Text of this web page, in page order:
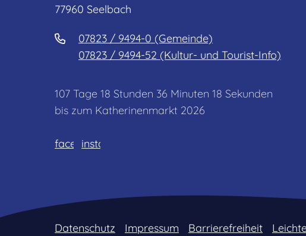
77960 Seelbach
07823 / 9494-0 (Gemeinde)
07823 / 9494-52 (Kultur- und Tourist-Info)
107 Tage 18 Stunden 36 Minuten 18 Sekunden
bis zum Katherinenmarkt 2026
facebookinstagram
Datenschutz Impressum Barrierefreiheit